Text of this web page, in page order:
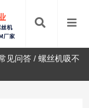
见问答 /螺丝机吸不